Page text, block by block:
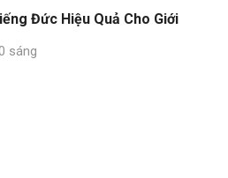
Đức Hiệu Quả Cho Giới
sáng